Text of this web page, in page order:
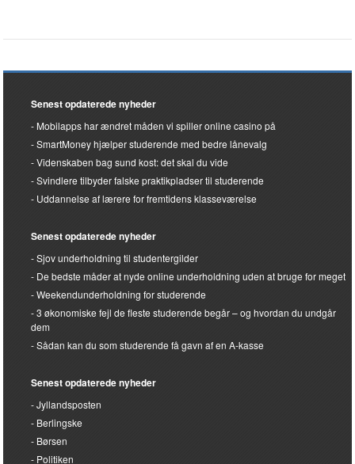
Senest opdaterede nyheder
Mobilapps har ændret måden vi spiller online casino på
SmartMoney hjælper studerende med bedre lånevalg
Videnskaben bag sund kost: det skal du vide
Svindlere tilbyder falske praktikpladser til studerende
Uddannelse af lærere for fremtidens klasseværelse
Senest opdaterede nyheder
Sjov underholdning til studentergilder
De bedste måder at nyde online underholdning uden at bruge for meget
Weekendunderholdning for studerende
3 økonomiske fejl de fleste studerende begår – og hvordan du undgår
dem
Sådan kan du som studerende få gavn af en A-kasse
Senest opdaterede nyheder
Jyllandsposten
Berlingske
Børsen
Politiken